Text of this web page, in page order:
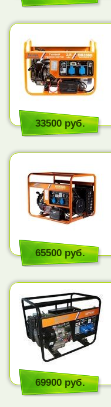
33500 руб.
65500 руб.
69900 руб.